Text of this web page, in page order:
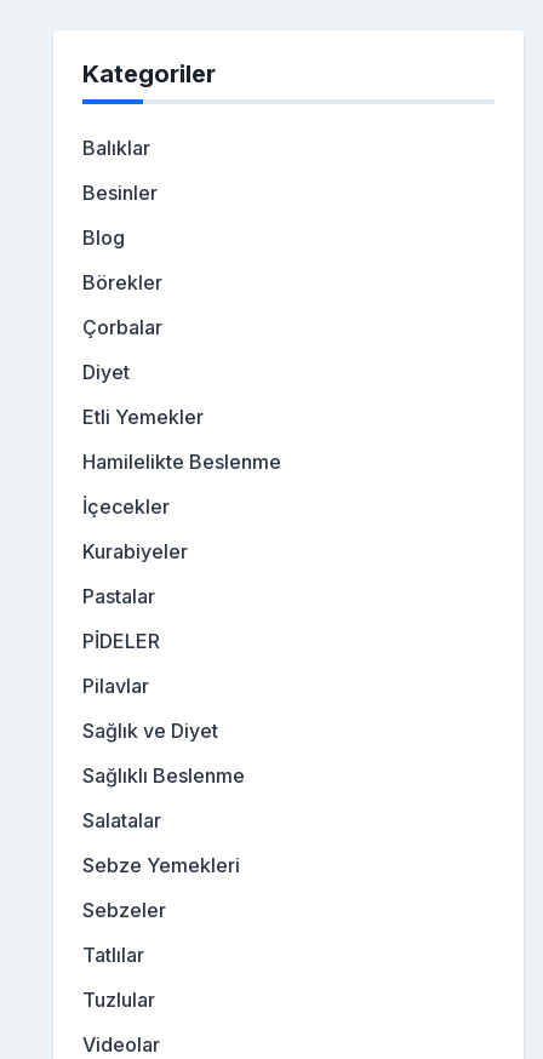
Kategoriler
Balıklar
Besinler
Blog
Börekler
Çorbalar
Diyet
Etli Yemekler
Hamilelikte Beslenme
İçecekler
Kurabiyeler
Pastalar
PİDELER
Pilavlar
Sağlık ve Diyet
Sağlıklı Beslenme
Salatalar
Sebze Yemekleri
Sebzeler
Tatlılar
Tuzlular
Videolar